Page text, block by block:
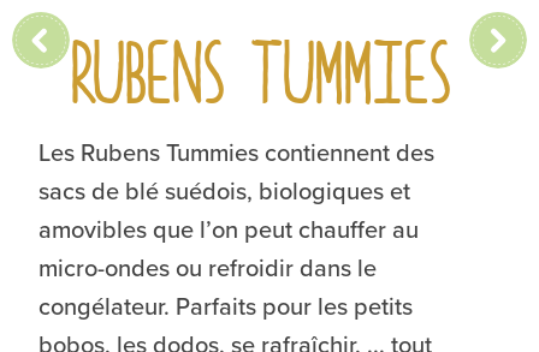
RUBENS TUMMIES
Les Rubens Tummies contiennent des
sacs de blé suédois, biologiques et
amovibles que l’on peut chauffer au
micro-ondes ou refroidir dans le
congélateur. Parfaits pour les petits